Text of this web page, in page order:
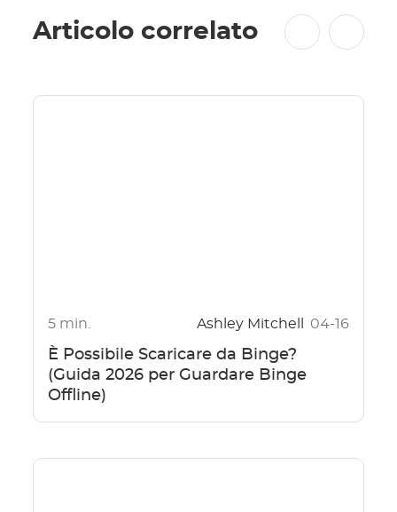
Articolo correlato
5 min. Ashley Mitchell 04-16
È Possibile Scaricare da Binge?
(Guida 2026 per Guardare Binge
Offline)